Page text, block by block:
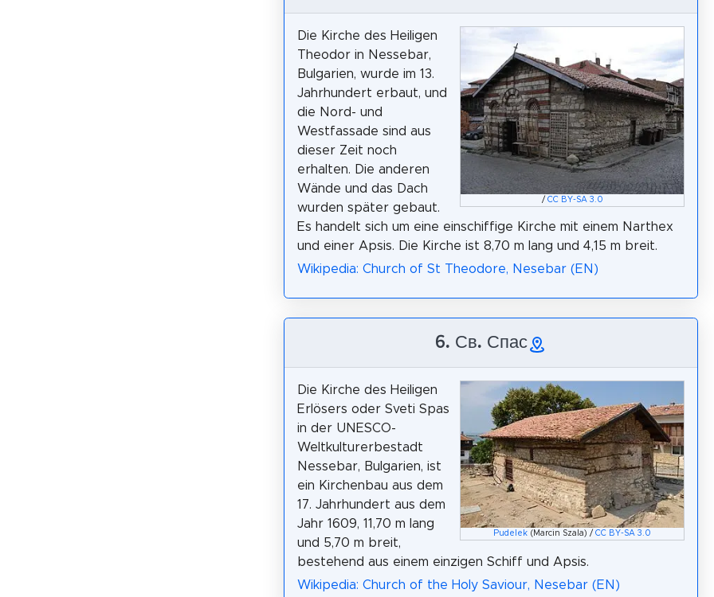
/ CC BY-SA 3.0
Die Kirche des Heiligen
Theodor in Nessebar,
Bulgarien, wurde im 13.
Jahrhundert erbaut, und
die Nord- und
Westfassade sind aus
dieser Zeit noch
erhalten. Die anderen
Wände und das Dach
wurden später gebaut.
Es handelt sich um eine einschiffige Kirche mit einem Narthex
und einer Apsis. Die Kirche ist 8,70 m lang und 4,15 m breit.
Wikipedia: Church of St Theodore, Nesebar (EN)
6. Св. Спас
Pudelek (Marcin Szala) /CC BY-SA 3.0
Die Kirche des Heiligen
Erlösers oder Sveti Spas
in der UNESCO-
Weltkulturerbestadt
Nessebar, Bulgarien, ist
ein Kirchenbau aus dem
17. Jahrhundert aus dem
Jahr 1609, 11,70 m lang
und 5,70 m breit,
bestehend aus einem einzigen Schiff und Apsis.
Wikipedia: Church of the Holy Saviour, Nesebar (EN)